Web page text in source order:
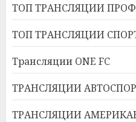
ТОП ТРАНСЛЯЦИИ
ТОП ТРАНСЛЯЦИИ
Трансляции ONE FC
ТРАНСЛЯЦИИ
ТРАНСЛЯЦИИ